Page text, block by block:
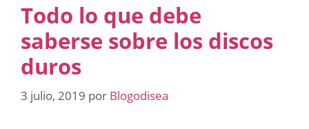
Todo lo que debe
saberse sobre los discos
duros
3 julio, 2019 por Blogodisea